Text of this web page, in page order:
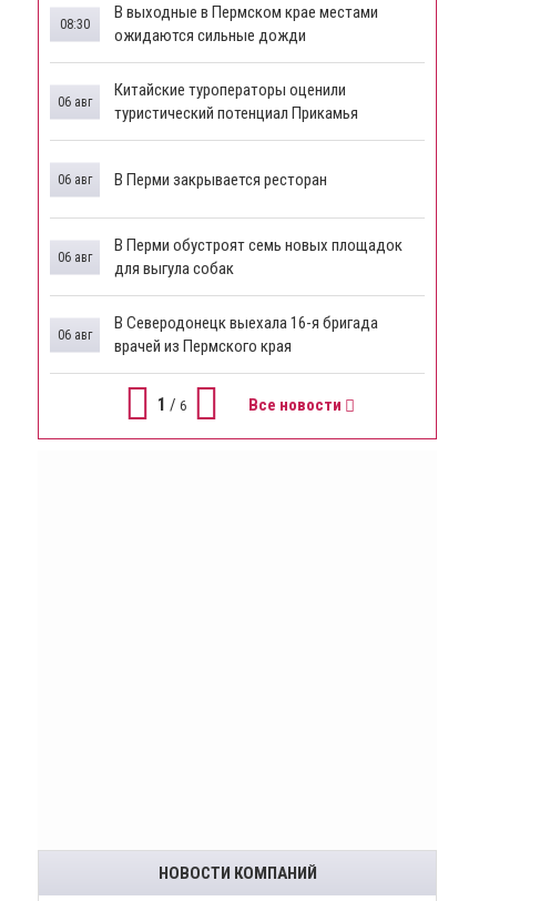
В выходные в Пермском крае местами
ожидаются сильные дожди
08:30
Китайские туроператоры оценили
туристический потенциал Прикамья
06 авг
В Перми закрывается ресторан
06 авг
​В Перми обустроят семь новых площадок
для выгула собак
06 авг
В Северодонецк выехала 16-я бригада
врачей из Пермского края
06 авг
1 / 6 Все новости
НОВОСТИ КОМПАНИЙ